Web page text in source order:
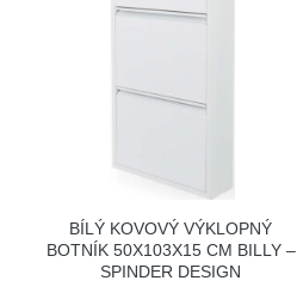
BÍLÝ KOVOVÝ VÝKLOPNÝ
BOTNÍK 50X103X15 CM BILLY –
SPINDER DESIGN